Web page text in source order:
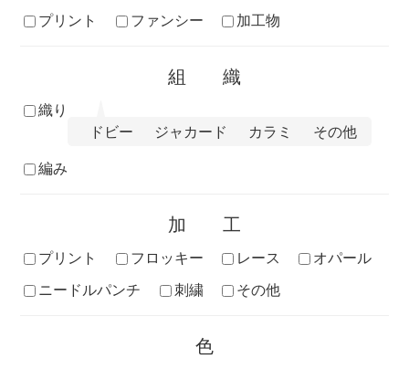
プリント
ファンシー 加工物
組織
織り
ドビー
ジャカード カラミ その他
編み
加工
プリント フロッキー レース
オパール
ニードルパンチ
刺繍 その他
色